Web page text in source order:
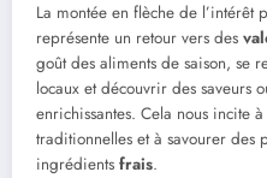
La montée en flèche de l’intérêt
représente un retour vers des
goût des aliments de saison, se
locaux et découvrir des saveurs
enrichissantes. Cela nous incite
traditionnelles et à savourer des
ingrédients frais.